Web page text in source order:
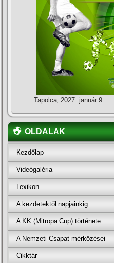
Tapolca, 2027. január 9.
OLDALAK
Kezdőlap
Videógaléria
Lexikon
A kezdetektől napjainkig
A KK (Mitropa Cup) története
A Nemzeti Csapat mérkőzései
Cikktár